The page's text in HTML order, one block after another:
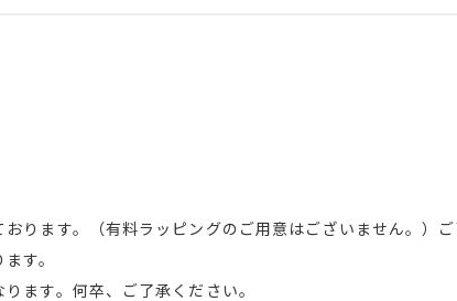
ります。（有料ラッピングのご用意はございません。）ご
す。
ます。何卒、ご了承ください。